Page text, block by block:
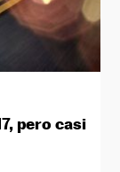
pero casi